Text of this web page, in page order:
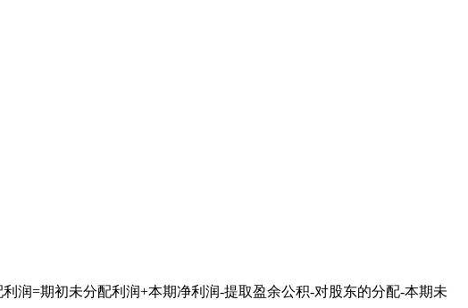
润=期初未分配利润+本期净利润-提取盈余公积-对股东的分配-本期未